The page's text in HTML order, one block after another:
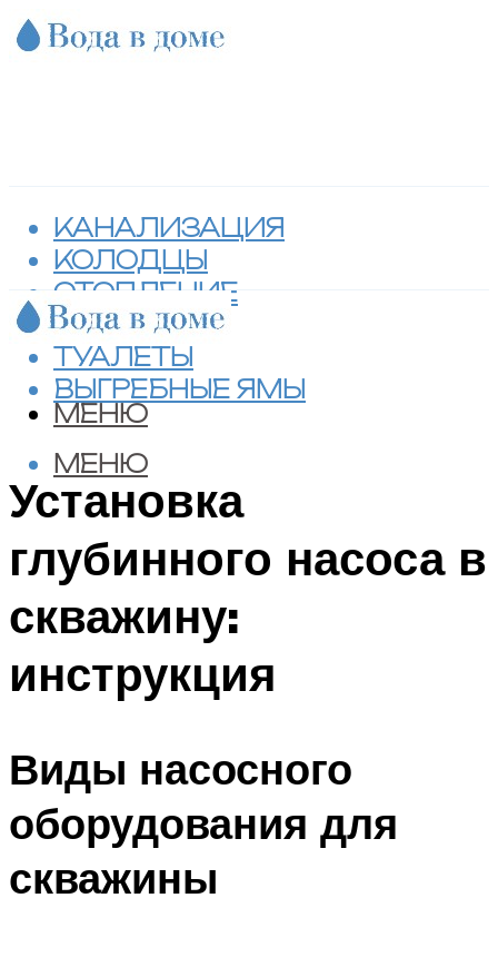
КАНАЛИЗАЦИЯ
КОЛОДЦЫ
ОТОПЛЕНИЕ
СЕПТИКИ
ТУАЛЕТЫ
ВЫГРЕБНЫЕ ЯМЫ
МЕНЮ
МЕНЮ
Установка
глубинного насоса в
скважину:
инструкция
Виды насосного
оборудования для
скважины